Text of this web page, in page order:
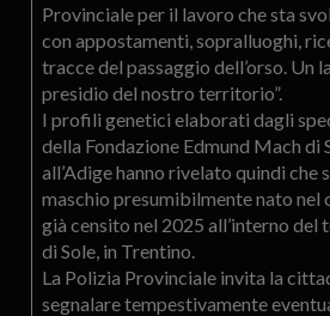
Provinciale per il lavoro che sta
con appostamenti, sopralluoghi,
tracce del passaggio dell’orso. Un
presidio del nostro territorio”.
I profili genetici elaborati dagli
della Fondazione Edmund Mach di
all’Adige hanno rivelato quindi che
maschio presumibilmente nato nel
già censito nel 2025 all’interno del
di Sole, in Trentino.
La Polizia Provinciale invita la
segnalare tempestivamente